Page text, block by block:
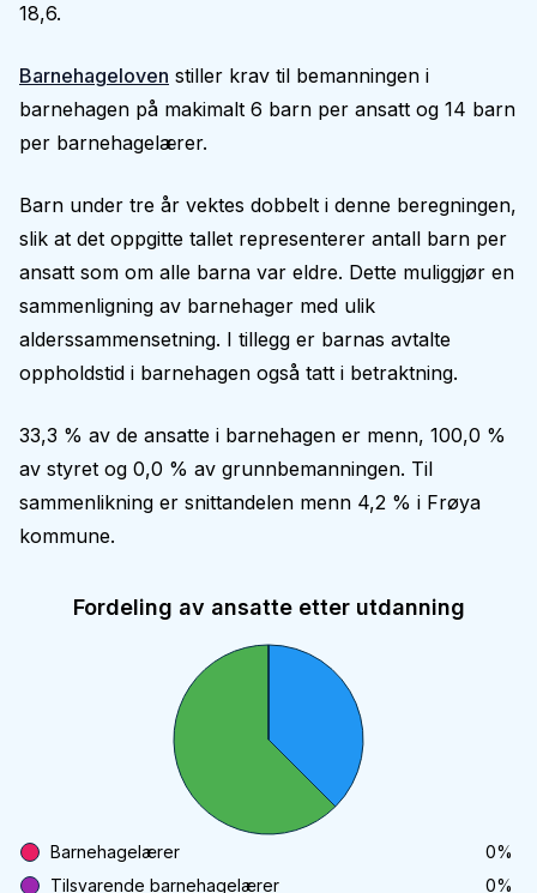
18,6.
Barnehageloven stiller krav til bemanningen i
barnehagen på makimalt 6 barn per ansatt og 14 barn
per barnehagelærer.
Barn under tre år vektes dobbelt i denne beregningen,
slik at det oppgitte tallet representerer antall barn per
ansatt som om alle barna var eldre. Dette muliggjør en
sammenligning av barnehager med ulik
alderssammensetning. I tillegg er barnas avtalte
oppholdstid i barnehagen også tatt i betraktning.
33,3 % av de ansatte i barnehagen er menn, 100,0 %
av styret og 0,0 % av grunnbemanningen. Til
sammenlikning er snittandelen menn 4,2 % i Frøya
kommune.
Fordeling av ansatte etter utdanning
Barnehagelærer 0%
Tilsvarende barnehagelærer
0%